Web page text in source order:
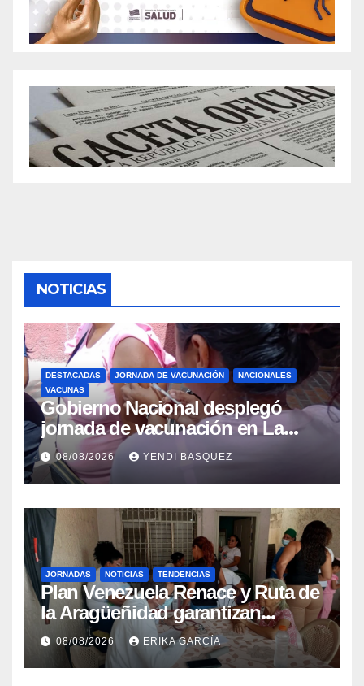
NOTICIAS
DESTACADAS JORNADA DE VACUNACIÓN
NACIONALES
VACUNAS
Gobierno Nacional desplegó
jornada de vacunación en La
Guaira para garantizar protección
epidemiológica
08/08/2026 YENDI BASQUEZ
JORNADAS NOTICIAS TENDENCIAS
Plan Venezuela Renace y Ruta de
la Aragüeñidad garantizan
atención médica integral en
Aragua
08/08/2026 ERIKA GARCÍA